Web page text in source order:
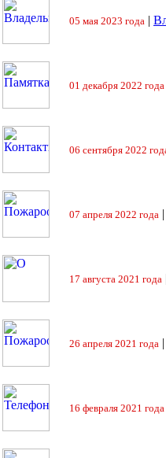
05 мая 2023 года |
01 декабря 2022 года
06 сентября 2022
07 апреля 2022 года |
17 августа 2021 года
26 апреля 2021 года |
16 февраля 2021 года